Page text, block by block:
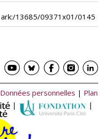
ark:/13685/09371x01/0145
Données personnelles | Plan
| |